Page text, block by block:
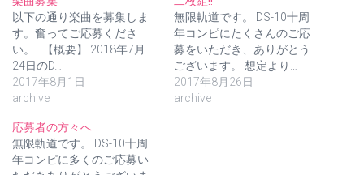
以下の通り楽曲を募集しま
す。奮ってご応募くださ
い。 【概要】 2018年7月
24日のD…
2017年8月1日
archive
無限軌道です。 DS-10十周
年コンピにたくさんのご応
募をいただき、ありがとう
ございます。 想定より…
2017年8月26日
archive
応募者の方々へ
無限軌道です。 DS-10十周
年コンピに多くのご応募い